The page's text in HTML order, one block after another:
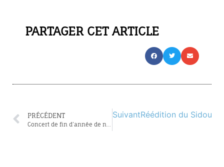
PARTAGER CET ARTICLE
PRÉCÉDENT
Concert de fin d’année de notre chorale Chirat Ha Nechama
SuivantRéédition du Sidour